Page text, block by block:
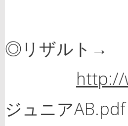
◎リザルト→
http://
ジュニアAB.pdf